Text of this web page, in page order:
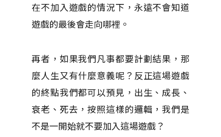
在不加入遊戲的情況下，永遠不會知道
遊戲的最後會走向哪裡。
再者，如果我們凡事都要計劃結果，那
麼人生又有什麼意義呢？反正這場遊戲
的終點我們都可以預見，出生、成長、
衰老、死去，按照這樣的邏輯，我們是
不是一開始就不要加入這場遊戲？